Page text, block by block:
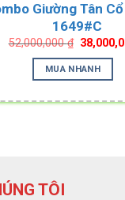
Giường Tân
1649#C
52,000,000₫ Original
price
was:
MUA NHANH
TÔI